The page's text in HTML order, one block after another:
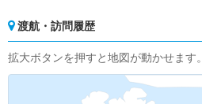
渡航・訪問履歴
拡大ボタンを押すと地図が動かせます。